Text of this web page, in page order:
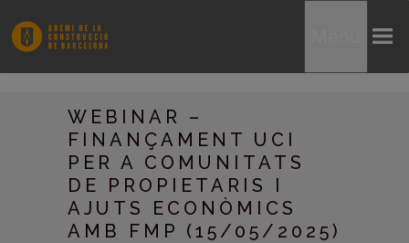
WEBINAR –
FINANÇAMENT UCI
PER A COMUNITATS
DE PROPIETARIS I
AJUTS ECONÒMICS
AMB FMP (15/05/2025)